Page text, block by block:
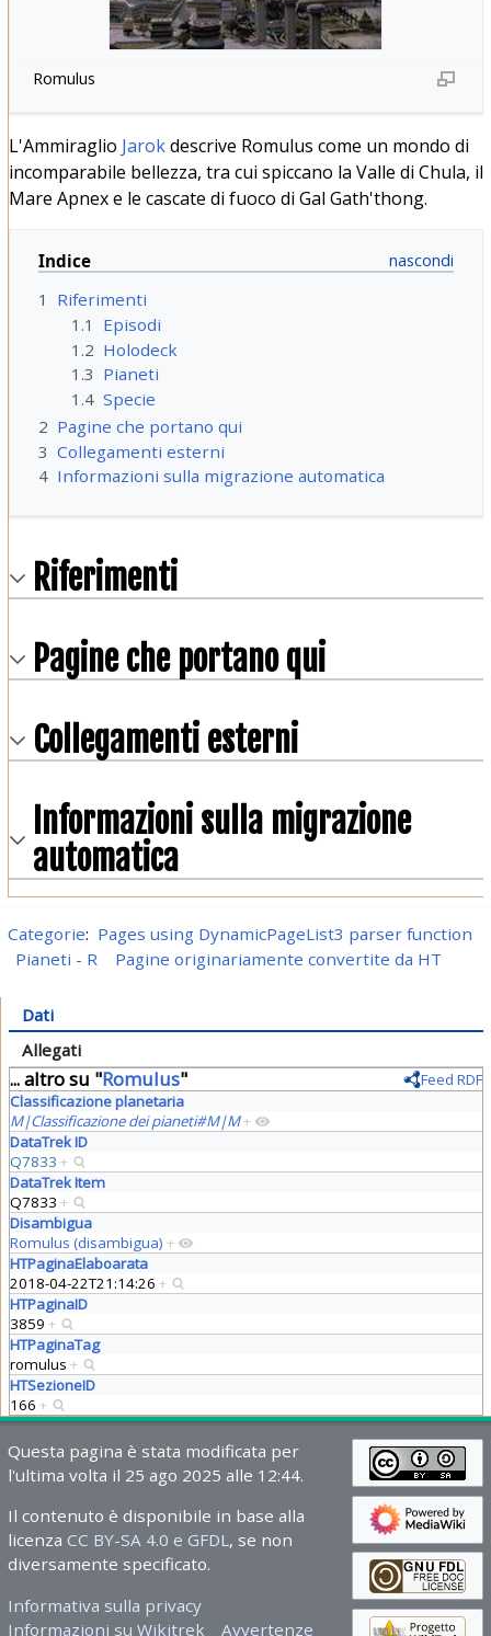
Romulus
L'Ammiraglio Jarokdescrive Romulus come un mondo di
incomparabile bellezza, tra cui spiccano la Valle di Chula, il
Mare Apnex e le cascate di fuoco di Gal Gath'thong.
Indice
1
Riferimenti
1.1
Episodi
1.2 Holodeck
1.3 Pianeti
1.4 Specie
2 Pagine che portano qui
3 Collegamenti esterni
4 Informazioni sulla migrazione automatica
Riferimenti
Pagine che portano qui
Collegamenti esterni
Informazioni sulla migrazione
automatica
Categorie: Pages using DynamicPageList3 parser function
Pianeti - R
Pagine originariamente convertite da HT
Dati
Allegati
... altro su "Romulus"
Feed RDF
Classificazione planetaria
M|Classificazione dei pianeti#M|M+
DataTrek ID
Q7833 +
DataTrek Item
Q7833 +
Disambigua
Romulus (disambigua) +
HTPaginaElaboarata
2018-04-22T21:14:26 +
HTPaginaID
3859 +
HTPaginaTag
romulus +
HTSezioneID
166 +
Questa pagina è stata modificata per
l'ultima volta il 25 ago 2025 alle 12:44.
Il contenuto è disponibile in base alla
licenza CC BY-SA 4.0 e GFDL, se non
diversamente specificato.
Informativa sulla privacy
Informazioni su Wikitrek
Avvertenze